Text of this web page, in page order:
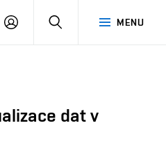
MENU
PŘIHLÁSIT
dat v